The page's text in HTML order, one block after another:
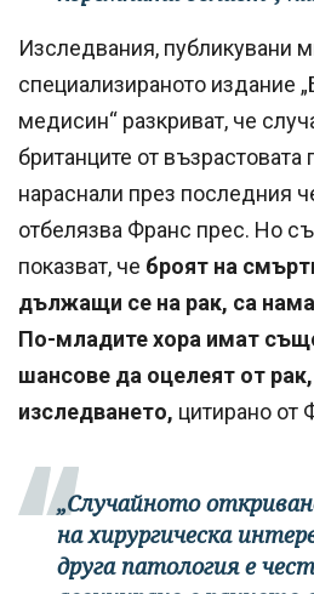
Изследвания, публикувани
специализираното издание
медисин“ разкриват, че
британците от възрастовата
нараснали през последния
отбелязва Франс прес. Но
показват, че броят на
дължащи се на рак, са
По-младите хора имат
шансове да оцелеят от
изследването, цитирано от
„Случайното
на хирургическа
друга патология е